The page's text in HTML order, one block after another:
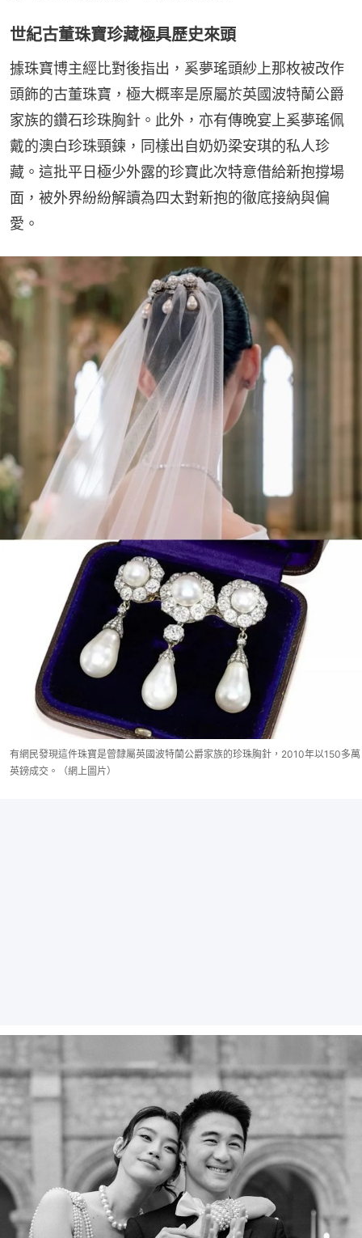
世紀古董珠寶珍藏極具歷史來頭
據珠寶博主經比對後指出，奚夢瑤頭紗上那枚被改作
頭飾的古董珠寶，極大概率是原屬於英國波特蘭公爵
家族的鑽石珍珠胸針。此外，亦有傳晚宴上奚夢瑤佩
戴的澳白珍珠頸鍊，同樣出自奶奶梁安琪的私人珍
藏。這批平日極少外露的珍寶此次特意借給新抱撐場
面，被外界紛紛解讀為四太對新抱的徹底接納與偏
愛。
有網民發現這件珠寶是曾隸屬英國波特蘭公爵家族的珍珠胸針，2010年以150多萬
英鎊成交。（網上圖片）